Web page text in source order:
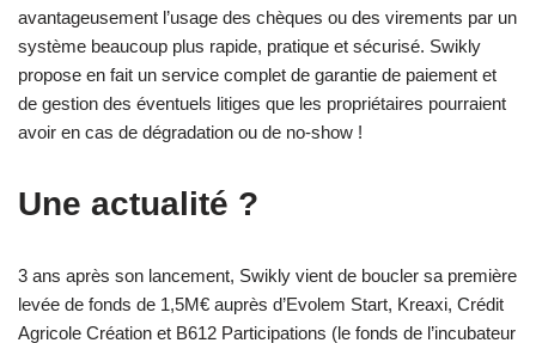
avantageusement l’usage des chèques ou des virements par un
système beaucoup plus rapide, pratique et sécurisé. Swikly
propose en fait un service complet de garantie de paiement et
de gestion des éventuels litiges que les propriétaires pourraient
avoir en cas de dégradation ou de no-show !
Une actualité ?
3 ans après son lancement, Swikly vient de boucler sa première
levée de fonds de 1,5M€ auprès d’Evolem Start, Kreaxi, Crédit
Agricole Création et B612 Participations (le fonds de l’incubateur